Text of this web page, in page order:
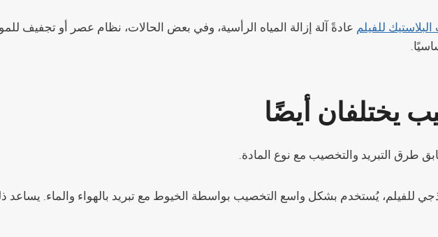
للفيلم عادةً آلة إزالة المياه الرأسية، وفي بعض الحالات، نظام عصر أو تجفيف
يختلفان أيضًا
طرق التبريد والتخصيب مع نوع المادة.
للفيلم، يُستخدم بشكل واسع التخصيب بواسطة الخيوط مع تبريد بالهواء والماء. يساعد